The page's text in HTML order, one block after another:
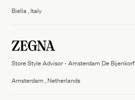
Biella , Italy
Store Style Advisor - Amsterdam De Bijenkorf
Amsterdam , Netherlands